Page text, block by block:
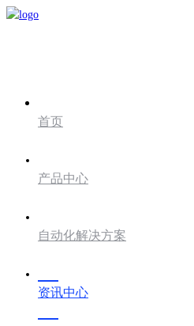
首页
产品中心
自动化解决方案
资讯中心